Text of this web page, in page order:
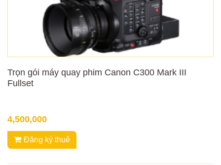
Trọn gói máy quay phim Canon C300 Mark III
Fullset
4,500,000
Đăng ký thuê